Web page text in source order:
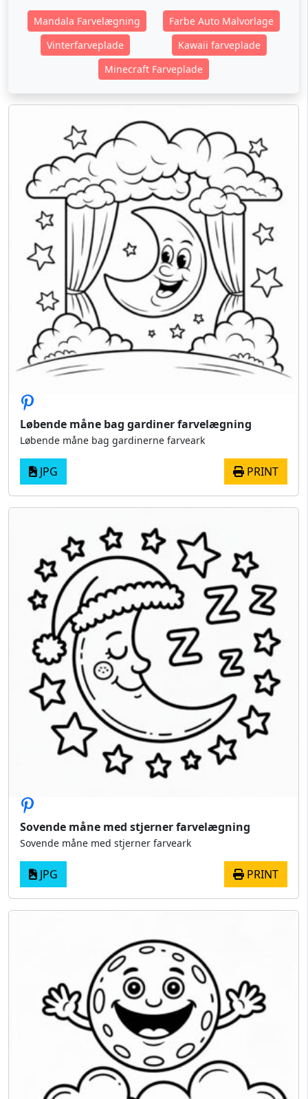
Mandala Farvelægning
Farbe Auto Malvorlage
Vinterfarveplade
Kawaii farveplade
Minecraft Farveplade
Løbende måne bag gardiner farvelægning
Løbende måne bag gardinerne farveark
JPG PRINT
Sovende måne med stjerner farvelægning
Sovende måne med stjerner farveark
JPG PRINT